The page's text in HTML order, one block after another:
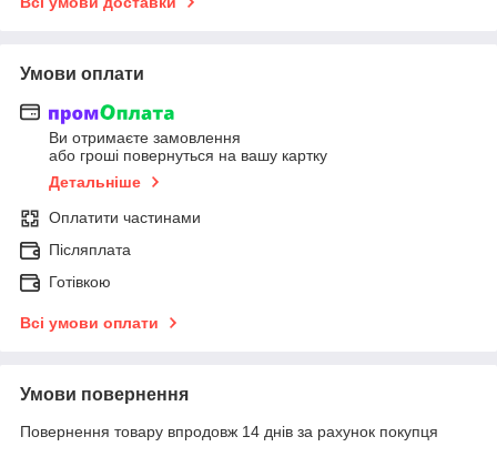
Умови оплати
Ви отримаєте замовлення
або гроші повернуться на вашу картку
Детальніше
Оплатити частинами
Післяплата
Готівкою
Всі умови оплати
Умови повернення
Повернення товару впродовж 14 днів за рахунок покупця